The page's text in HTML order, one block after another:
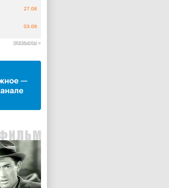
27.08
03.09
премьеры